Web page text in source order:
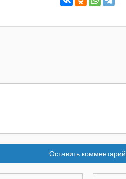
Оставить комментарий